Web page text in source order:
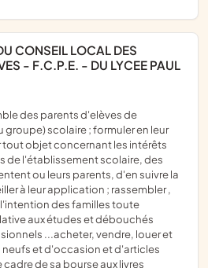
- F.C.P.E. - DU LYCEE PAUL
scolaire ; formuler en leur
tout objet concernant les intérêts
de l'établissement scolaire, des
ou leurs parents, d'en suivre la
à leur application ; rassembler ,
des familles toute
aux études et débouchés
...acheter, vendre, louer et
neufs et d'occasion et d'articles
de sa bourse aux livres